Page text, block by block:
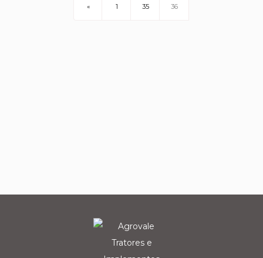
« 1 35 36